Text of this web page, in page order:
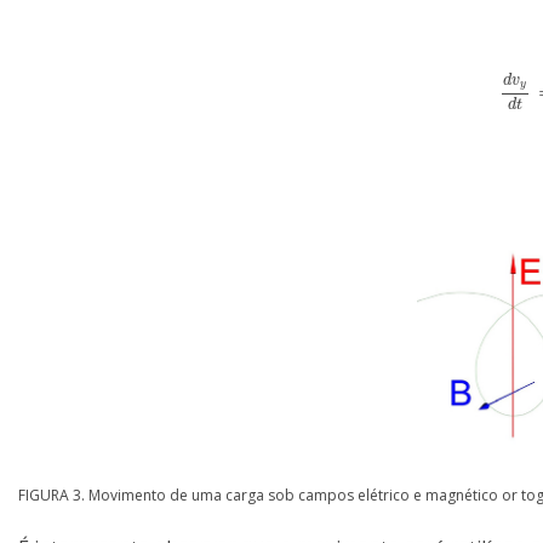
dvy
dt
dvy d
FIGURA 3. Movimento de uma carga sob campos elétrico e magnético or